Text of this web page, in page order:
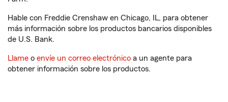
Hable con Freddie Crenshaw en Chicago, IL, para obtener
más información sobre los productos bancarios disponibles
de U.S. Bank.
Llame o envíe un correo electrónico a un agente para
obtener información sobre los productos.